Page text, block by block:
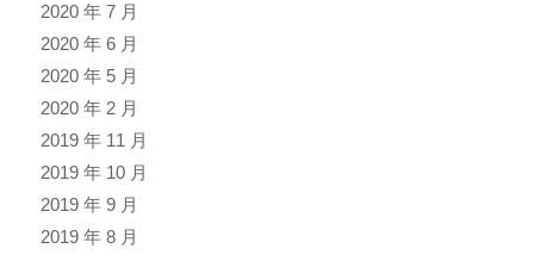
2020 年 7 月
2020 年 6 月
2020 年 5 月
2020 年 2 月
2019 年 11 月
2019 年 10 月
2019 年 9 月
2019 年 8 月